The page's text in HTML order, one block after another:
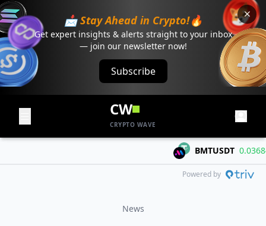
📩 Stay Ahead in Crypto!🔥
Get expert insights & alerts straight to your inbox
— join our newsletter now!
Subscribe
CW
CRYPTO WAVE
BMTUSDT 0.03684
Powered by
News